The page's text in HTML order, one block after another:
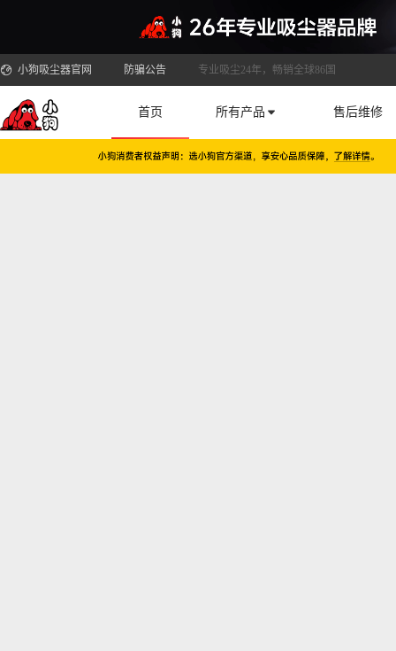
小狗吸尘器官网 防骗公告 专业吸尘24年，畅销全球86国
首页 所有产品 售后维修